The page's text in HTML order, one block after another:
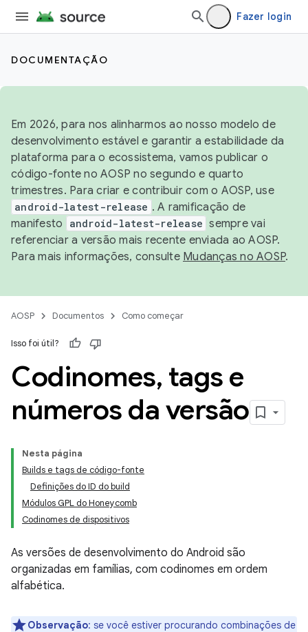
Fazer login
DOCUMENTAÇÃO
Em 2026, para nos alinharmos ao nosso modelo de
desenvolvimento estável e garantir a estabilidade da
plataforma para o ecossistema, vamos publicar o
código-fonte no AOSP no segundo e quarto
trimestres. Para criar e contribuir com o AOSP, use
android-latest-release . A ramificação de
manifesto
android-latest-release sempre vai
referenciar a versão mais recente enviada ao AOSP.
Para mais informações, consulte Mudanças no AOSP.
AOSP Documentos Como começar
Isso foi útil?
Codinomes, tags e
números da versão
Nesta página
Builds e tags de código-fonte
Definições do ID do build
Módulos GPL do Honeycomb
Codinomes de dispositivos
As versões de desenvolvimento do Android são
organizadas em famílias, com codinomes em ordem
alfabética.
Observação: se você estiver procurando combinações de